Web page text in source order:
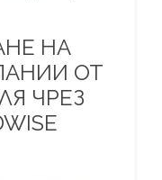
НА
ОТ
ЧРЕЗ